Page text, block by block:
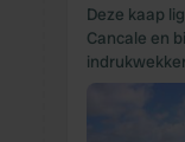
Deze kaap
Cancale en